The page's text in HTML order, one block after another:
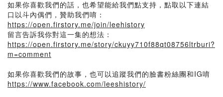
如果你喜歡我們的話，也希望能給我們點支持，點取以下連結
口以斗內偶們，贊助我們唷：
https://open.firstory.me/join/leehistory
留言告訴我你對這一集的想法：
https://open.firstory.me/story/ckuyy710f88qt08756ltrburi?
m=comment
如果你喜歡我們的故事，也可以追蹤我們的臉書粉絲團和IG唷
https://www.facebook.com/leeshistory/